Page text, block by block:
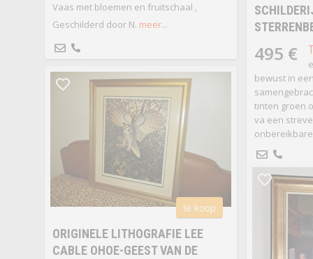
Vaas met bloemen en fruitschaal ,
Geschilderd door N. meer...
495 €
bewust in
tinten groen
va een
te koop
ORIGINELE LITHOGRAFIE LEE
CABLE OHOE-GEEST VAN DE